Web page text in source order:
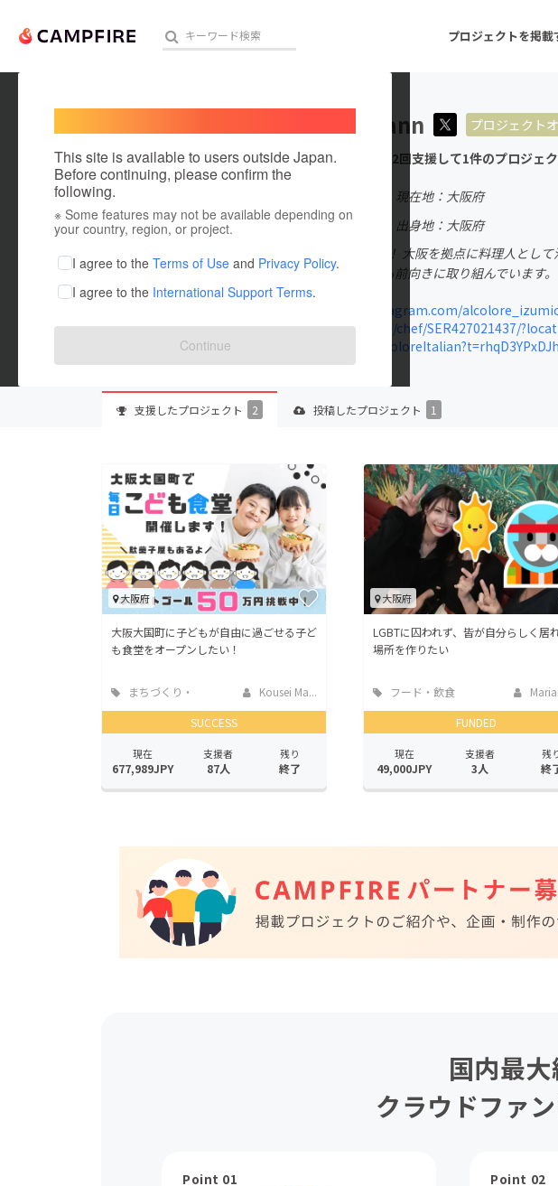
プロジェクトを掲載
人気のプロジェクト 注目のリターン 注目の新着
アート・写真 音楽
テクノロジー・ガジェット
ゲーム・サービス開
映像・映画
ビジネス・起業
チャレンジ
まちづくり・地域活性化
CAMPFIREふるさと
This site is available to users outside Japan.
Before continuing, please confirm the
following.
※ Some features may not be available depending on
your country, region, or project.
I agree to the Terms of Use and Privacy Policy.
I agree to the International Support Terms.
Continue
Kazutyann
プロジェクト
これまでに2回支援して1件のプロジェ
現在地：大阪府
出身国：日本
出身地：大阪府
初めまして！！ 大阪を拠点に料理人とし
GBTQ活動にも前向きに取り組んでいます。
www.instagram.com/
curama.jp/chef/SER427021437/
x.com/
支援したプロジェクト 2 投稿したプロジェクト 1
大阪府
大阪大国町に子どもが自由に過ごせる子ど
も食堂をオープンしたい！
まちづくり・
地域活性化
Kousei Ma...
SUCCESS
現在
677,989JPY
支援者
87人
残り
終了
大阪府
LGBTに囚われず、皆が自分らしく居
場所を作りたい
フード・飲食
店
FUNDED
現在
49,000JPY
支援者
3人
残
終
国内最
クラウドファ
Point 01 Point 02